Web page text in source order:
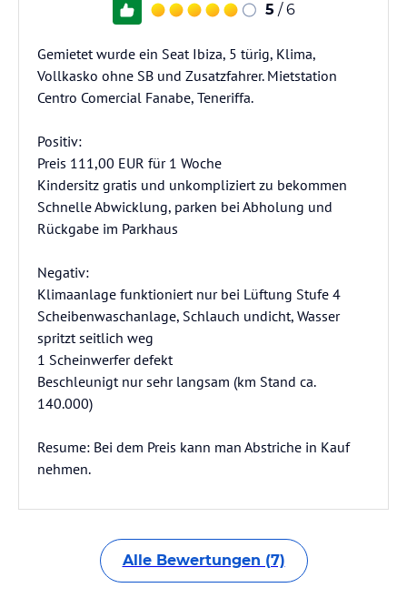
5 / 6
Gemietet wurde ein Seat Ibiza, 5 türig, Klima,
Vollkasko ohne SB und Zusatzfahrer. Mietstation
Centro Comercial Fanabe, Teneriffa.
Positiv:
Preis 111,00 EUR für 1 Woche
Kindersitz gratis und unkompliziert zu bekommen
Schnelle Abwicklung, parken bei Abholung und
Rückgabe im Parkhaus
Negativ:
Klimaanlage funktioniert nur bei Lüftung Stufe 4
Scheibenwaschanlage, Schlauch undicht, Wasser
spritzt seitlich weg
1 Scheinwerfer defekt
Beschleunigt nur sehr langsam (km Stand ca.
140.000)
Resume: Bei dem Preis kann man Abstriche in Kauf
nehmen.
Alle Bewertungen (7)